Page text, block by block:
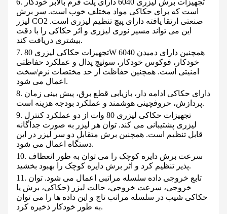
6. تجهیزات برش لیزری 6040 دارای پلت فرم بالابر خودکار
است که برای حکاکی مواد مختلف خوب است. سر برش
لیزر CO2 صنعتی ارتقا یافته دارای پیچ تنظیم لیزری است.
این می تواند مسیر نوری لیزری و اثر حکاکی را با دقت
بیشتری دریافت کند.
7. تجهیزات حکاکی لیزری 80W 6040 همچنین دارای دمیدن
خودکار، فوکوس خودکار، سوئیچ پدال و عملکرد حفاظتی
امنیتی است. همچنین حفاظت از حد مختصات نرم/سخت
اعمال می شود.
8. دارای حکاکی ادامه دار، بازیابی قطع برق، پیش بینی زمان
پردازش، حروفچینی هوشمند و عملکرد بودجه هزینه است.
9. تجهیزات حکاکی لیزری 80 وات از دو عملکرد کنترل
لیزری پشتیبانی می کند. توان هر لیزر به صورت جداگانه
قابل تنظیم است. همچنین برش متقابل دو سر لیزر در این
دستگاه اعمال می شود.
10. سرعت برش دایره کوچک را می توان به طور انعطاف
پذیر تنظیم کرد و اثر برش دایره کوچک را بهبود بخشید.
11. تابع خروجی داده سلسله مراتبی اعمال می شود. توان
خروجی، سرعت خروجی، حالت لیزر (حکاکی، برش یا
حکاکی شیب در سلسله مراتب تاچ و این داده ها را می توان
به طور خودکار ذخیره کرد.